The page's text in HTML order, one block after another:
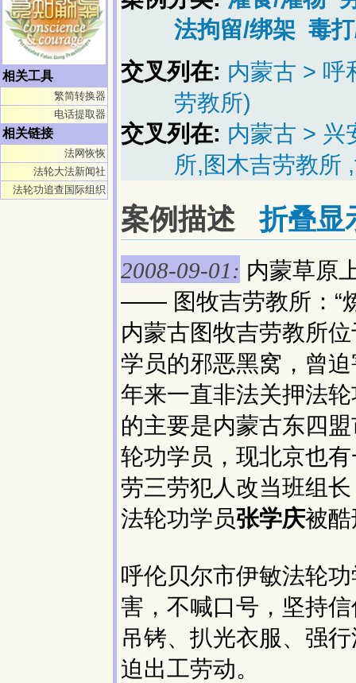
相关工具
繁简转换器
电话提取器
相关链接
法网恢恢
法轮大法新闻社
法轮功追查国际组织
法拘留/绑架 毒
交叉列在: 内蒙古 > 呼
劳教所)
交叉列在: 内蒙古 > 兴
所,图木吉劳教所
案例描述折叠显
2008-09-01: 内蒙草原
—— 图牧吉劳教所：“
内蒙古图牧吉劳教所
学员的邪恶黑窝，曾
年来一直非法关押法
的主要是内蒙古东四
轮功学员，现北京也
劳三劳犯人改当班组
法轮功学员张学庆被
呼伦贝尔市伊敏法轮
害，不喊口号，坚持
吊铐、扒光衣服、强
迫出工劳动。